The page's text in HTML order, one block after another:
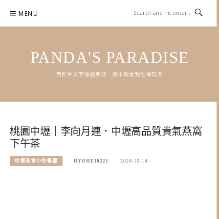
content
MENU
PANDA'S PARADISE
用照片文字傳遞美好．週末跟著我吃喝玩樂
桃園中壢｜李向月連．中壢高品質貴氣燕窩
下午茶
中壢美食小吃餐廳 RYOHEI0221 2020-10-14